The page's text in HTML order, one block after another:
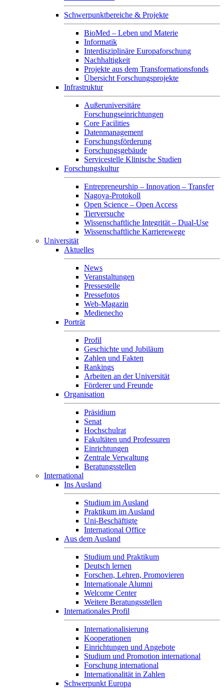
Schwerpunktbereiche & Projekte
BioMed – Leben und Materie
Informatik
Interdisziplinäre Europaforschung
Nachhaltigkeit
Projekte aus dem Transformationsfonds
Übersicht Forschungsprojekte
Infrastruktur
Außeruniversitäre
Forschungseinrichtungen
Core Facilities
Datenmanagement
Forschungsförderung
Forschungsgebäude
Servicestelle Klinische Studien
Forschungskultur
Entrepreneurship – Innovation – Transfer
Nagoya-Protokoll
Open Science – Open Access
Tierversuche
Wissenschaftliche Integrität – Dual-Use
Wissenschaftliche Karrierewege
Universität
Aktuelles
News
Veranstaltungen
Pressestelle
Pressefotos
Web-Magazin
Medienecho
Porträt
Profil
Geschichte und Jubiläum
Zahlen und Fakten
Rankings
Arbeiten an der Universität
Förderer und Freunde
Organisation
Präsidium
Senat
Hochschulrat
Fakultäten und Professuren
Einrichtungen
Zentrale Verwaltung
Beratungsstellen
International
Ins Ausland
Studium im Ausland
Praktikum im Ausland
Uni-Beschäftigte
International Office
Aus dem Ausland
Studium und Praktikum
Deutsch lernen
Forschen, Lehren, Promovieren
Internationale Alumni
Welcome Center
Weitere Beratungsstellen
Internationales Profil
Internationalisierung
Kooperationen
Einrichtungen und Angebote
Studium und Promotion international
Forschung international
Internationalität in Zahlen
Schwerpunkt Europa